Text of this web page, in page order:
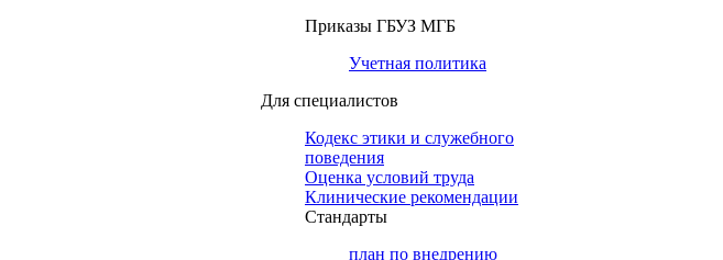
Приказы ГБУЗ МГБ
Учетная политика
Для специалистов
Кодекс этики и служебного
поведения
Оценка условий труда
Клинические рекомендации
Cтандарты
план по внедрению